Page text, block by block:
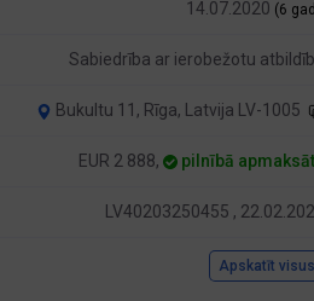
14.07.2020 (6
Sabiedrība ar ierobežotu
Bukultu 11, Rīga, Latvija LV-1005
EUR 2 888, pilnībā
LV40203250455 ,
Apskatīt visus